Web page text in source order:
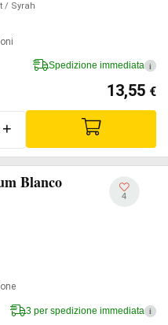
/ Syrah
Spedizione immediata i
13,55 €
+
Blanco
4
3 per spedizione immediata i